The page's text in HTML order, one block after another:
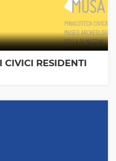
CIVICI RESIDENTI